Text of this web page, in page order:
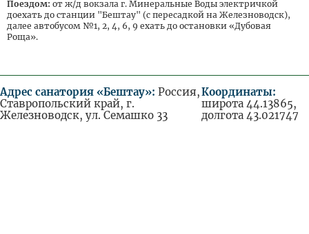
Поездом: от ж/д вокзала г. Минеральные Воды электричкой
доехать до станции "Бештау" (с пересадкой на Железноводск),
далее автобусом №1, 2, 4, 6, 9 ехать до остановки «Дубовая
Роща».
Адрес санатория «Бештау»: Россия,
Ставропольский край, г.
Железноводск, ул. Семашко 33
Координаты:
широта 44.13865,
долгота 43.021747